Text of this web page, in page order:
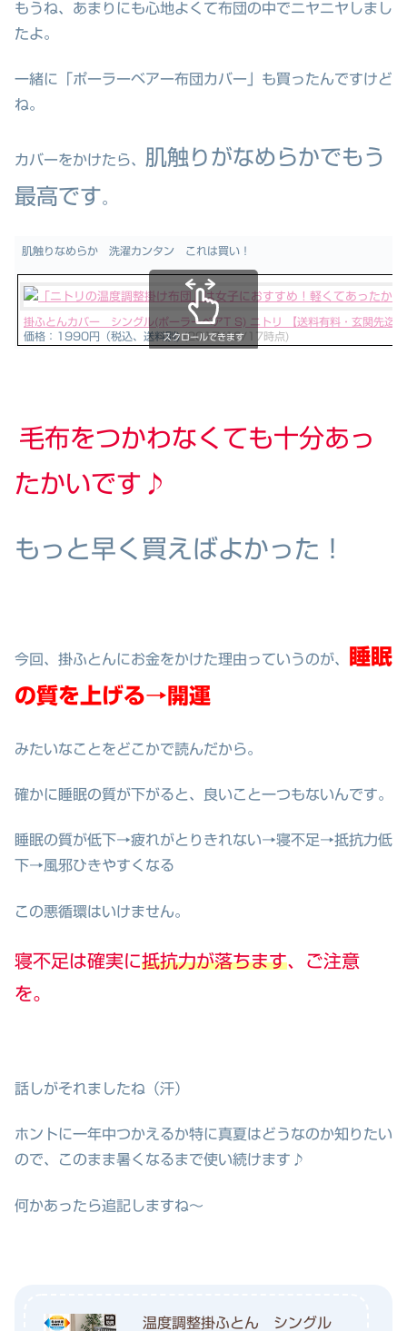
もうね、あまりにも心地よくて布団の中でニヤニヤしまし
たよ。
一緒に「ポーラーベアー布団カバー」も買ったんですけど
ね。
カバーをかけたら、 肌触りがなめらかでもう
最高です。
肌触りなめらか 洗濯カンタン これは買い！
掛ふとんカバー シングル(ポーラーベアT S) ニトリ 【送料有料・玄関先迄
価格：1990円（税込、送料別)(2017/10/17時点)
スクロールできます
毛布をつかわなくても十分あっ
たかいです♪
もっと早く買えばよかった！
今回、掛ふとんにお金をかけた理由っていうのが、
睡眠
の質を上げる→開運
みたいなことをどこかで読んだから。
確かに睡眠の質が下がると、良いこと一つもないんです。
睡眠の質が低下→疲れがとりきれない→寝不足→抵抗力低
下→風邪ひきやすくなる
この悪循環はいけません。
寝不足は確実に抵抗力が落ちます、ご注意
を。
話しがそれましたね（汗）
ホントに一年中つかえるか特に真夏はどうなのか知りたい
ので、このまま暑くなるまで使い続けます♪
何かあったら追記しますね～
温度調整掛ふとん シングル